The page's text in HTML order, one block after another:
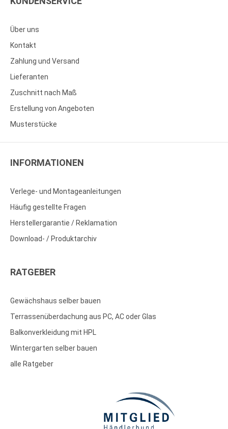
Über uns
Kontakt
Zahlung und Versand
Lieferanten
Zuschnitt nach Maß
Erstellung von Angeboten
Musterstücke
INFORMATIONEN
Verlege- und Montageanleitungen
Häufig gestellte Fragen
Herstellergarantie / Reklamation
Download- / Produktarchiv
RATGEBER
Gewächshaus selber bauen
Terrassenüberdachung aus PC, AC oder Glas
Balkonverkleidung mit HPL
Wintergarten selber bauen
alle Ratgeber